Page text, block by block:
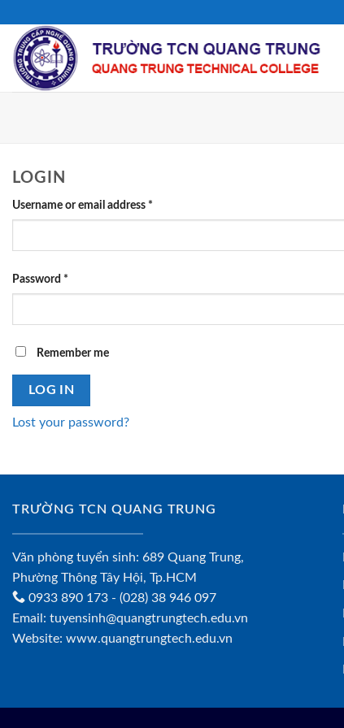
nội
dung
LOGIN
Username or email address *
Password *
Remember me
LOG IN
Lost your password?
TRƯỜNG TCN QUANG TRUNG
Văn phòng tuyển sinh: 689 Quang Trung,
Phường Thông Tây Hội, Tp.HCM
0933 890 173 - (028) 38 946 097
Email: tuyensinh@quangtrungtech.edu.vn
Website: www.quangtrungtech.edu.vn